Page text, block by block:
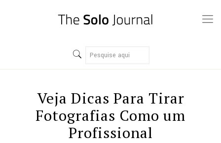
Veja Dicas Para Tirar
Fotografias Como um
Profissional